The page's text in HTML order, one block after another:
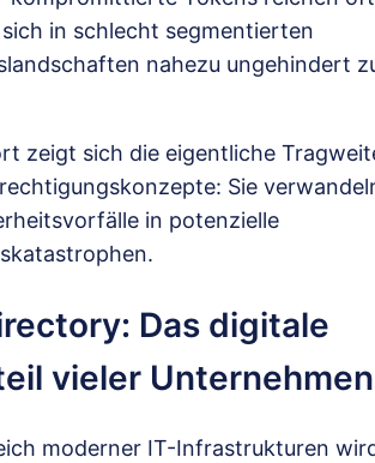
in schlecht segmentierten
nahezu ungehindert
zeigt sich die eigentliche
Sie
in potenzielle
Das digitale
vieler Unternehmen
moderner IT-Infrastrukturen